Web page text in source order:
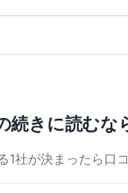
続きに読むな
1社が決まったら口